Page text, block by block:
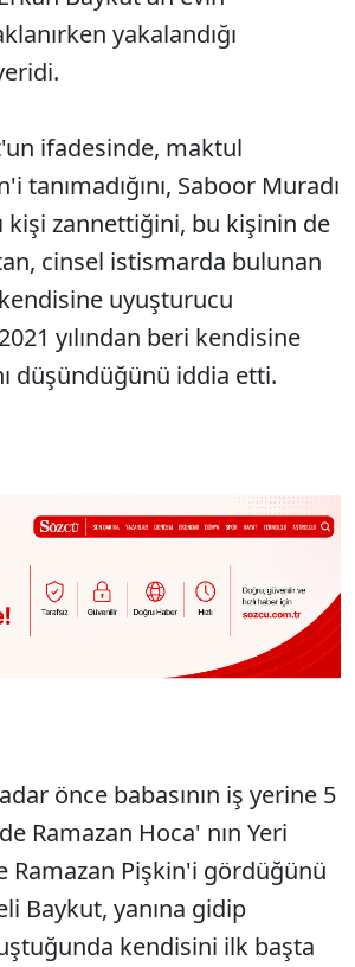
yakalandığı
ifadesinde, maktul
tanımadığını, Saboor Muradı
kişi zannettiğini, bu kişinin de
cinsel istismarda bulunan
uyuşturucu
yılından beri kendisine
düşündüğünü iddia etti.
önce babasının iş yerine 5
Ramazan Hoca' nın Yeri
Ramazan Pişkin'i gördüğünü
Baykut, yanına gidip
kendisini ilk başta